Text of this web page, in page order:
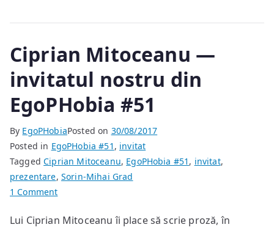
Ciprian Mitoceanu —
invitatul nostru din
EgoPHobia #51
By EgoPHobiaPosted on 30/08/2017
Posted in EgoPHobia #51 , invitat
TaggedCiprian Mitoceanu, EgoPHobia #51 , invitat,
prezentare, Sorin-Mihai Grad
1 Commenton
Mitoceanu
Lui Ciprian Mitoceanu îi place să scrie proză, în